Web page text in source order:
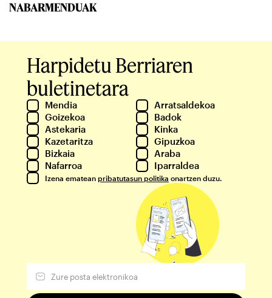
NABARMENDUAK
Harpidetu Berriaren
buletinetara
Mendia
Arratsaldekoa
Goizekoa
Badok
Astekaria
Kinka
Kazetaritza
Gipuzkoa
Bizkaia
Araba
Nafarroa
Iparraldea
Izena ematean pribatutasun politika onartzen duzu.